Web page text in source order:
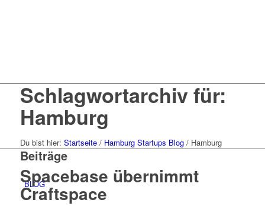
BLOG
Schlagwortarchiv für:
Hamburg
Du bist hier: Startseite / Hamburg Startups Blog / Hamburg
Beiträge
Spacebase übernimmt
Craftspace